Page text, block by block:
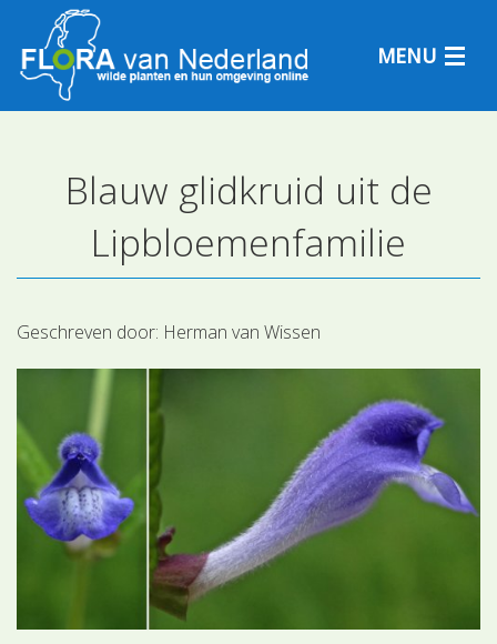
MENU
Plantensoorten
Plantengemeenschappen
Determineren
Blauw glidkruid uit de
Lipbloemenfamilie
Geschreven door: Herman van Wissen